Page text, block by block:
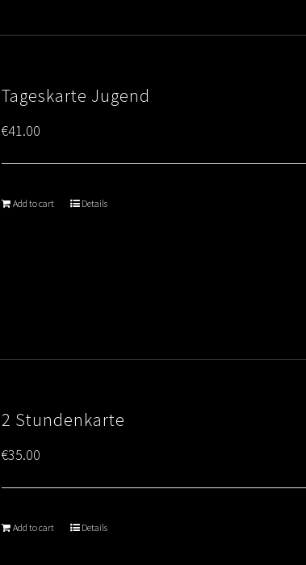
Tageskarte Jugend
€41.00
Add to cart Details
2 Stundenkarte
€35.00
Add to cart Details